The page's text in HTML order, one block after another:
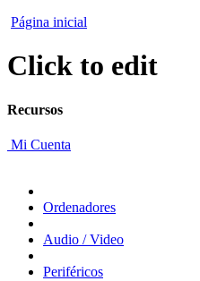
Página inicial
Click to edit
Recursos
Mi Cuenta
Ordenadores
Audio / Video
Periféricos